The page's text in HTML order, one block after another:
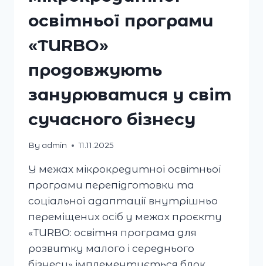
освітньої програми
«TURBO»
продовжують
занурюватися у світ
сучасного бізнесу
By admin 11.11.2025
У межах мікрокредитної освітньої
програми перепідготовки та
соціальної адаптації внутрішньо
переміщених осіб у межах проєкту
«TURBO: освітня програма для
розвитку малого і середнього